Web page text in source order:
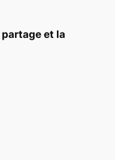
et la